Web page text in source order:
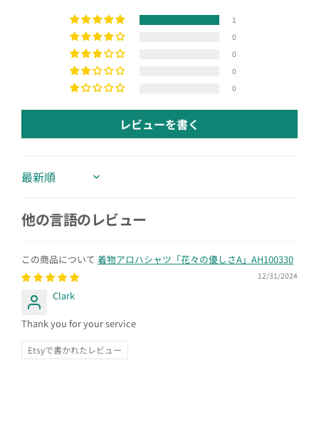
1
0
0
0
0
レビューを書く
Sort by
他の言語のレビュー
着物アロハシャツ「花々の優しさA」AH100330
12/31/2024
Clark
Thank you for your service
Etsyで書かれたレビュー